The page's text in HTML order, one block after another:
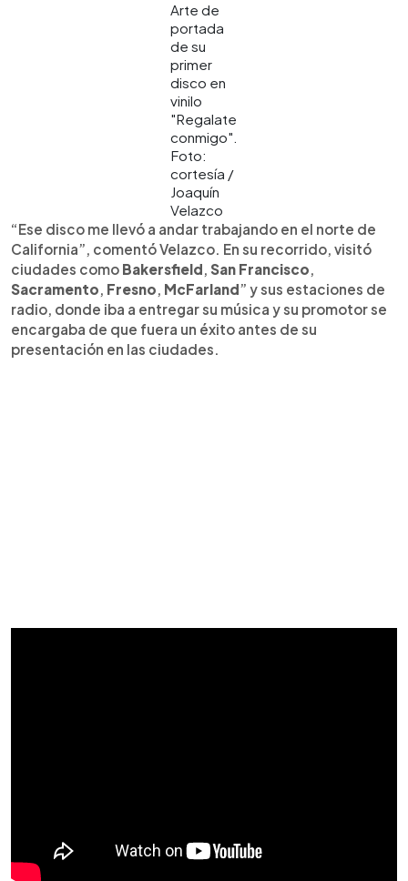
Arte de
portada
de su
primer
disco en
vinilo
"Regalate
conmigo".
Foto:
cortesía /
Joaquín
Velazco
“Ese disco me llevó a andar trabajando en el norte de
California”, comentó Velazco. En su recorrido, visitó
ciudades como Bakersfield, San Francisco,
Sacramento, Fresno, McFarland” y sus estaciones de
radio, donde iba a entregar su música y su promotor se
encargaba de que fuera un éxito antes de su
presentación en las ciudades.